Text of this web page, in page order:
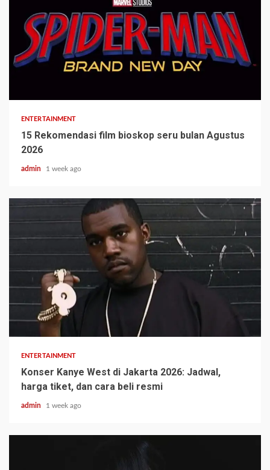
ENTERTAINMENT
15 Rekomendasi film bioskop seru bulan Agustus
2026
admin 1 week ago
ENTERTAINMENT
Konser Kanye West di Jakarta 2026: Jadwal,
harga tiket, dan cara beli resmi
admin 1 week ago